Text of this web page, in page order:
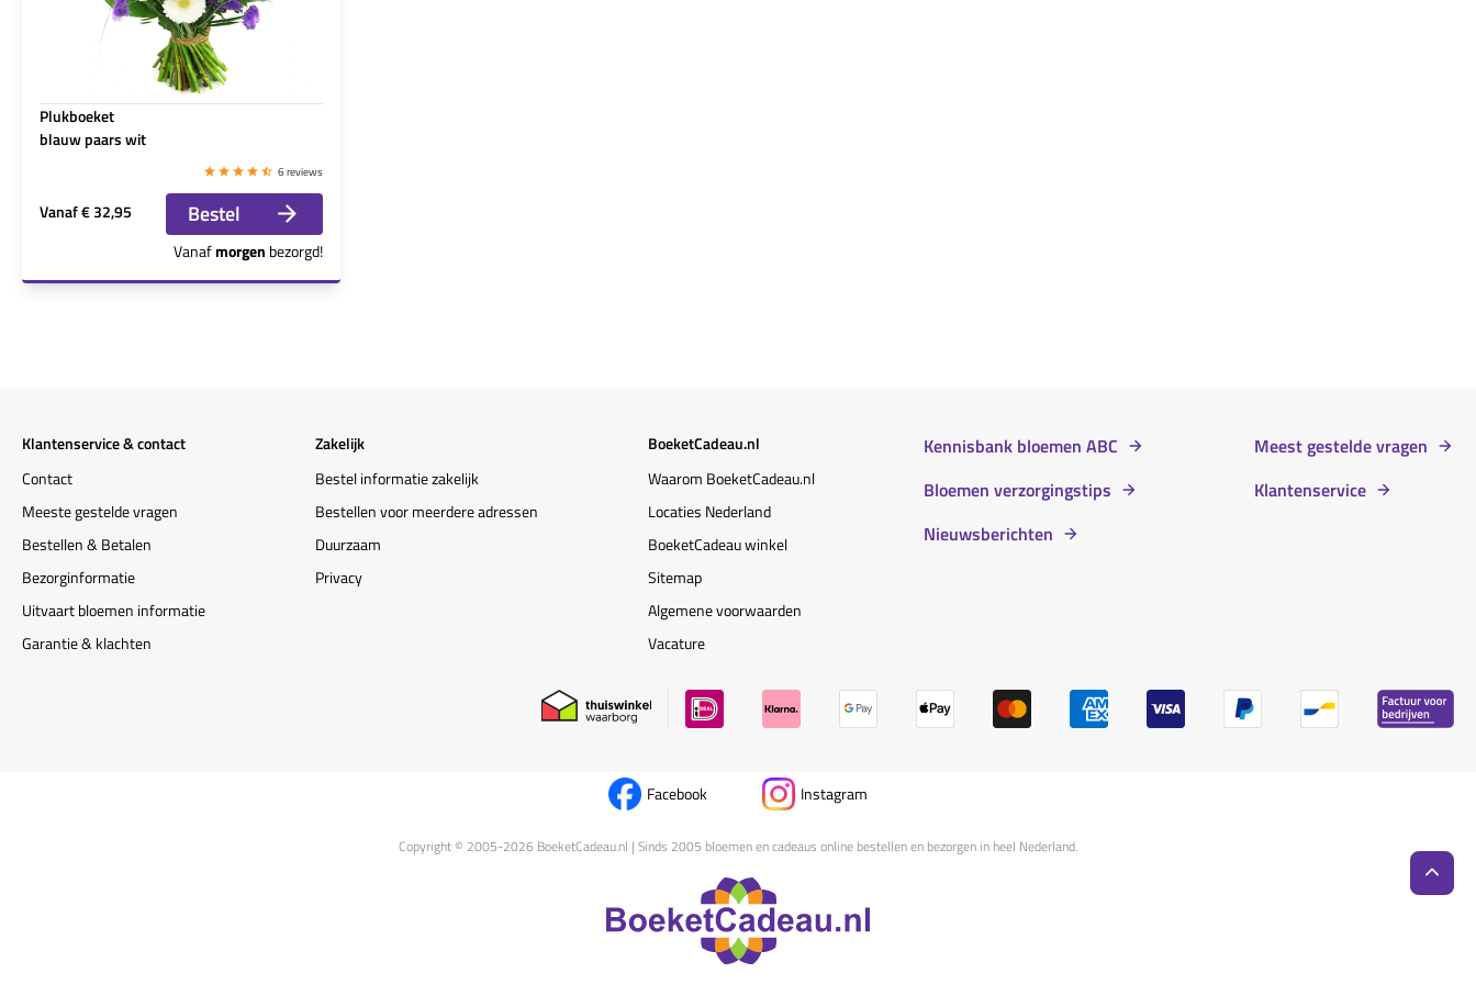
Plukboeket
blauw paars wit
6 reviews
Vanaf€ 32,95 Bestel
Vanafmorgen bezorgd!
Klantenservice & contact
Contact
Meeste gestelde vragen
Bestellen & Betalen
Bezorginformatie
Uitvaart bloemen informatie
Garantie & klachten
Zakelijk
Bestel informatie zakelijk
Bestellen voor meerdere adressen
Duurzaam
Privacy
BoeketCadeau.nl
Waarom BoeketCadeau.nl
Locaties Nederland
BoeketCadeau winkel
Sitemap
Algemene voorwaarden
Vacature
Kennisbank bloemen ABC
Bloemen verzorgingstips
Nieuwsberichten
Meest gestelde vragen
Klantenservice
Facebook Instagram
Copyright © 2005-2026 BoeketCadeau.nl | Sinds 2005 bloemen en cadeaus online bestellen en bezorgen in heel Nederland.